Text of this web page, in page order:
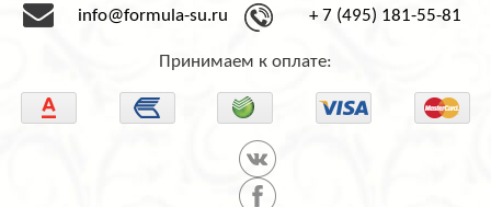
info@formula-su.ru + 7 (495) 181-55-81
Принимаем к оплате: